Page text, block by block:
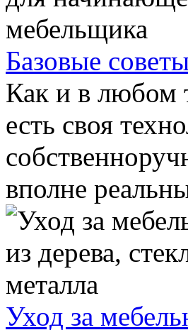
Базовые
Как и в любом
есть своя
вполне
Уход за